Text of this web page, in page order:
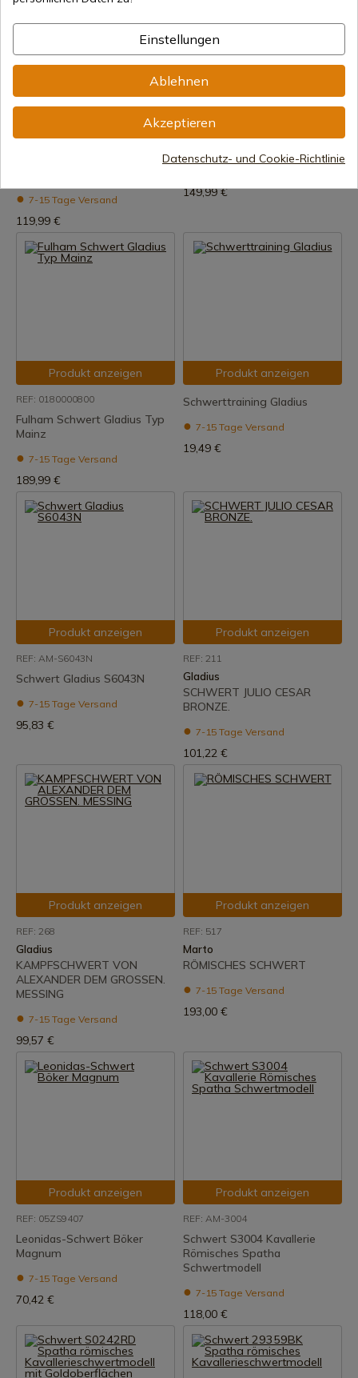
Produkt anzeigen
7-15 Tage Versand
119,99 €
Produkt anzeigen
REF: 0116421101
149,99 €
Produkt anzeigen
REF: 0180000800
Fulham Schwert Gladius Typ
Mainz
7-15 Tage Versand
189,99 €
Produkt anzeigen
Schwerttraining Gladius
7-15 Tage Versand
19,49 €
Produkt anzeigen
REF: AM-S6043N
Schwert Gladius S6043N
7-15 Tage Versand
95,83 €
Produkt anzeigen
REF: 211
Gladius
SCHWERT JULIO CESAR
BRONZE.
7-15 Tage Versand
101,22 €
Produkt anzeigen
REF: 268
Gladius
KAMPFSCHWERT VON
ALEXANDER DEM GROSSEN.
MESSING
7-15 Tage Versand
99,57 €
Produkt anzeigen
REF: 517
Marto
RÖMISCHES SCHWERT
7-15 Tage Versand
193,00 €
Produkt anzeigen
REF: 05ZS9407
Leonidas-Schwert Böker
Magnum
7-15 Tage Versand
70,42 €
Produkt anzeigen
REF: AM-3004
Schwert S3004 Kavallerie
Römisches Spatha
Schwertmodell
7-15 Tage Versand
118,00 €
Einstellungen
Ablehnen
Akzeptieren
Datenschutz- und Cookie-Richtlinie